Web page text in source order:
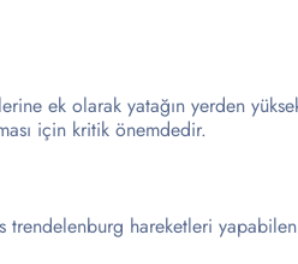
ek olarak yatağın yerden
için kritik önemdedir.
trendelenburg hareketleri